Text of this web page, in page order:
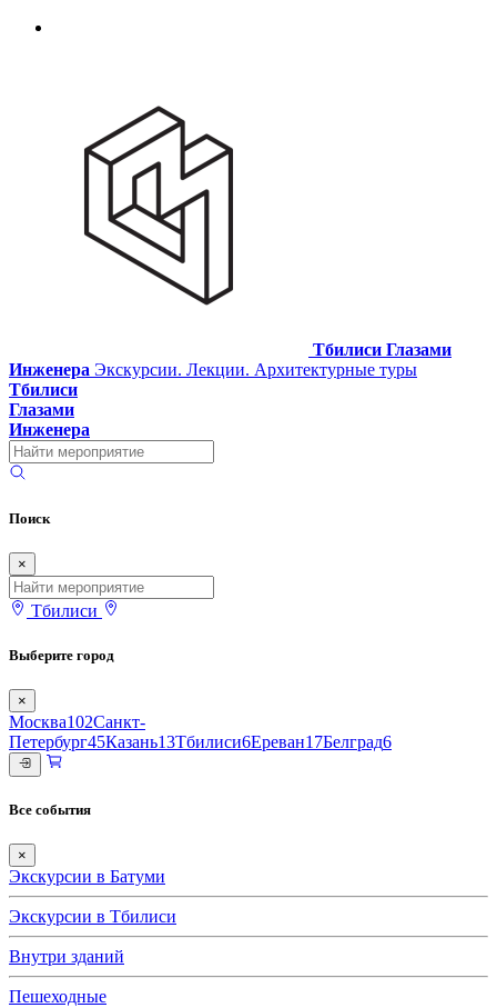
Тбилиси Глазами
Инженера Экскурсии. Лекции. Архитектурные туры
Тбилиси
Глазами
Инженера
Поиск
×
Тбилиси
Выберите город
×
Москва102Санкт-
Петербург45Казань13Тбилиси6Ереван17Белград6
Все события
×
Экскурсии в Батуми
Экскурсии в Тбилиси
Внутри зданий
Пешеходные